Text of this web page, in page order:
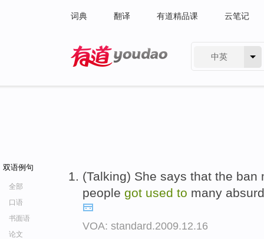
词典 翻译 有道精品课 云笔记
中英
双语例句
全部
口语
书面语
论文
(Talking) She says that the
people got used to many
VOA: standard.2009.12.16